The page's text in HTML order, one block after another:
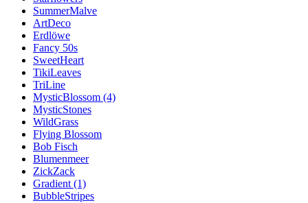
SummerMalve
ArtDeco
Erdlöwe
Fancy 50s
SweetHeart
TikiLeaves
TriLine
MysticBlossom (4)
MysticStones
WildGrass
Flying Blossom
Bob Fisch
Blumenmeer
ZickZack
Gradient (1)
BubbleStripes